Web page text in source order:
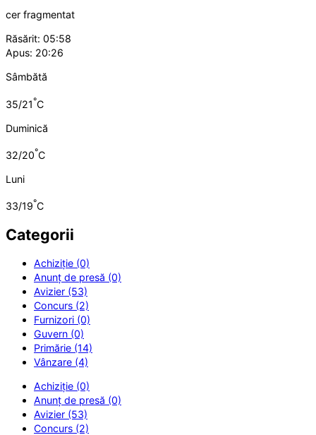
cer fragmentat
Răsărit: 05:58
Apus: 20:26
Sâmbătă
35/21°C
Duminică
32/20°C
Luni
33/19°C
Categorii
Achiziție (0)
Anunț de presă (0)
Avizier (53)
Concurs (2)
Furnizori (0)
Guvern (0)
Primărie (14)
Vânzare (4)
Achiziție (0)
Anunț de presă (0)
Avizier (53)
Concurs (2)